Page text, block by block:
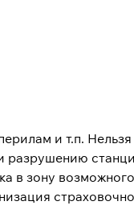
и т.п.
в зону